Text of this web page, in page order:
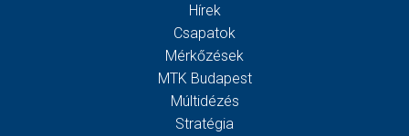
Hírek
Csapatok
Mérkőzések
MTK Budapest
Múltidézés
Stratégia